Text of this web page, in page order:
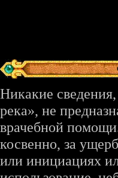
Никакие
река», не
врачебной
косвенно, за
или инициациях